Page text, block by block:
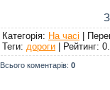
Категорія: На часі |
Теги: дороги | Рейтинг:
Всього коментарів: 0